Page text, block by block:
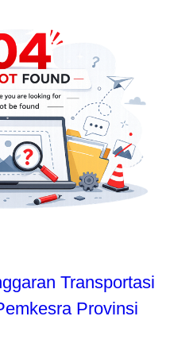
Transportasi
Provinsi